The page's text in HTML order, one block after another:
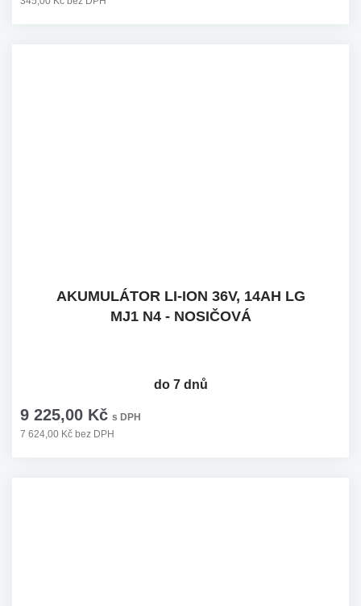
AKUMULÁTOR LI-ION 36V, 14AH LG
MJ1 N4 - NOSIČOVÁ
9 225,00 Kč s DPH
7 624,00 Kč bez DPH
do 7 dnů